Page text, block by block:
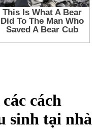
cách
sinh tại nhà